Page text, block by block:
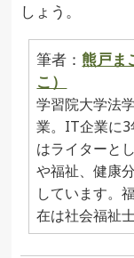
しょう。
筆者：熊戸ま
こ）
学習院大学法
業。IT企業に
はライターと
や福祉、健康
しています。
在は社会福祉